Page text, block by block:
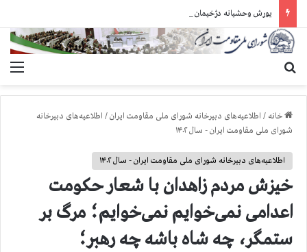
خانه / اطلاعیه‌های دبیرخانه شورای ملی مقاومت ایران/ اطلاعیه‌های دبیرخانه
شورای ملی مقاومت ایران - سال ۱۴۰۲
اطلاعیه‌های دبیرخانه شورای ملی مقاومت ایران - سال ۱۴۰۲
خيزش مردم زاهدان با شعار حکومت
اعدامی نمی‌خوایم نمی‌خوایم؛ مرگ بر
ستمگر، چه شاه باشه چه رهبر؛